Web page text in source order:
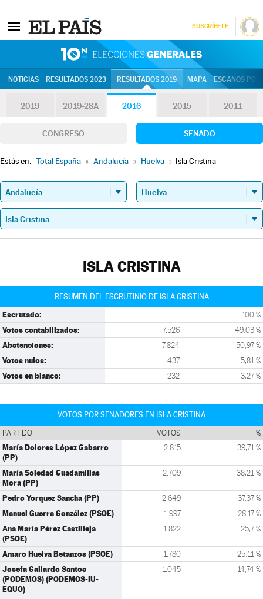
SUSCRÍBETE
NOTICIAS RESULTADOS 2023 RESULTADOS 2019 MAPA ESCAÑOS
2019 2019-28A 2016 2015 2011
CONGRESO SENADO
Estás en: Total España » Andalucía » Huelva » Isla Cristina
ISLA CRISTINA
RESUMEN DEL ESCRUTINIO DE ISLA CRISTINA
Escrutado: 100 %
Votos contabilizados: 7.526 49,03 %
Abstenciones: 7.824 50,97 %
Votos nulos: 437 5,81 %
Votos en blanco: 232 3,27 %
VOTOS POR SENADORES EN ISLA CRISTINA
PARTIDO VOTOS %
María Dolores López Gabarro
(PP)
2.815 39,71 %
María Soledad Guadamillas
Mora (PP)
2.709 38,21 %
Pedro Yorquez Sancha (PP) 2.649 37,37 %
Manuel Guerra González (PSOE) 1.997 28,17 %
Ana María Pérez Castilleja
(PSOE)
1.822 25,7 %
Amaro Huelva Betanzos (PSOE) 1.780 25,11 %
Josefa Gallardo Santos
(PODEMOS) (PODEMOS-IU-
EQUO)
1.045 14,74 %